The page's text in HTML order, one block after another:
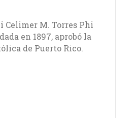
M. Torres Phi
en 1897, aprobó la
de Puerto Rico.